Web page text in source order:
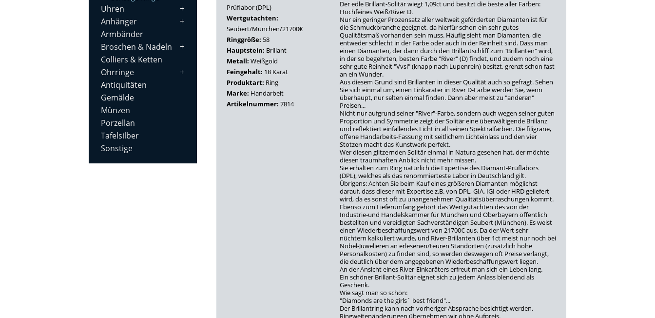
Uhren
Anhänger
Armbänder
Broschen & Nadeln
Colliers & Ketten
Ohrringe
Antiquitäten
Gemälde
Münzen
Porzellan
Tafelsilber
Sonstige
Prüflabor (DPL)
Wertgutachten:
Seubert/München/21700€
Ringgröße: 58
Hauptstein: Brillant
Metall: Weißgold
Feingehalt: 18 Karat
Produktart: Ring
Marke: Handarbeit
Artikelnummer: 7814
Der edle Brillant-Solitär wiegt 1,09ct und besitzt die beste aller Farben:
Hochfeines Weiß/River D.
Nur ein geringer Prozensatz aller weltweit geförderten Diamanten ist für
die Schmuckbranche geeignet, da hierfür schon ein sehr gutes
Qualitätsmaß vorhanden sein muss. Häufig sieht man Diamanten, die
entweder schlecht in der Farbe oder auch in der Reinheit sind. Dass man
einen Diamanten, der dann durch den Brillantschliff zum "Brillanten" wird,
in der so begehrten, besten Farbe "River" (D) findet, und zudem noch eine
sehr gute Reinheit "Vvsi" (knapp nach Lupenrein) besitzt, grenzt schon fast
an ein Wunder.
Aus diesem Grund sind Brillanten in dieser Qualität auch so gefragt. Sehen
Sie sich einmal um, einen Einkaräter in River D-Farbe werden Sie, wenn
überhaupt, nur selten einmal finden. Dann aber meist zu "anderen"
Preisen...
Nicht nur aufgrund seiner "River"-Farbe, sondern auch wegen seiner guten
Proportion und Symmetrie zeigt der Solitär eine überwältigende Brillanz
und reflektiert einfallendes Licht in all seinen Spektralfarben. Die filigrane,
offene Handarbeits-Fassung mit seitlichem Lichteinlass und den vier
Stotzen macht das Kunstwerk perfekt.
Wer diesen glitzernden Solitär einmal in Natura gesehen hat, der möchte
diesen traumhaften Anblick nicht mehr missen.
Sie erhalten zum Ring natürlich die Expertise des Diamant-Prüflabors
(DPL), welches als das renommierteste Labor in Deutschland gilt.
Übrigens: Achten Sie beim Kauf eines größeren Diamanten möglichst
darauf, dass dieser mit Expertise z.B. von DPL, GIA, IGI oder HRD geliefert
wird, da es sonst oft zu unangenehmen Qualitätsüberraschungen kommt.
Ebenso zum Lieferumfang gehört das Wertgutachten des von der
Industrie-und Handelskammer für München und Oberbayern öffentlich
bestellten und vereidigten Sachverständigen Seubert (München). Es weist
einen Wiederbeschaffungswert von 21700€ aus. Da der Wert sehr
nüchtern kalkuliert wurde, und River-Brillanten über 1ct meist nur noch bei
Nobel-Juwelieren an erlesenen/teuren Standorten (zusätzlich hohe
Personalkosten) zu finden sind, so werden deswegen oft Preise verlangt,
die deutlich über dem angegebenen Wiederbeschaffungswert liegen.
An der Ansicht eines River-Einkaräters erfreut man sich ein Leben lang.
Ein schöner Brillant-Solitär eignet sich zu jedem Anlass blendend als
Geschenk.
Wie sagt man so schön:
"Diamonds are the girls´ best friend"...
Der Brillantring kann nach vorheriger Absprache besichtigt werden.
Ringweitenänderungen übernehmen wir ohne Aufpreis.